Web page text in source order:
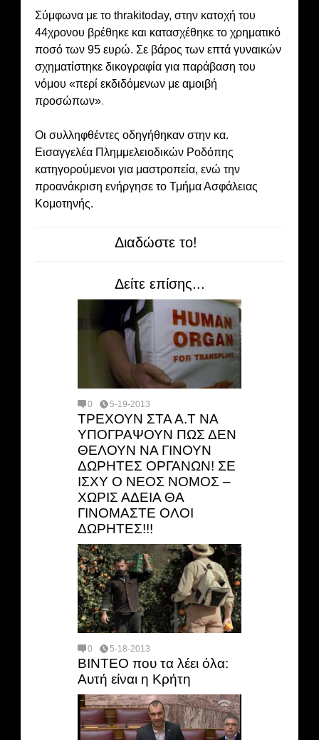
Σύμφωνα με το thrakitoday, στην κατοχή του
44χρονου βρέθηκε και κατασχέθηκε το χρηματικό
ποσό των 95 ευρώ. Σε βάρος των επτά γυναικών
σχηματίστηκε δικογραφία για παράβαση του
νόμου «περί εκδιδόμενων με αμοιβή
προσώπων».
Οι συλληφθέντες οδηγήθηκαν στην κα.
Εισαγγελέα Πλημμελειοδικών Ροδόπης
κατηγορούμενοι για μαστροπεία, ενώ την
προανάκριση ενήργησε το Τμήμα Ασφάλειας
Κομοτηνής.
Διαδώστε το!
Δείτε επίσης...
0 5-19-2013
ΤΡΕΧΟΥΝ ΣΤΑ Α.Τ ΝΑ
ΥΠΟΓΡΑΨΟΥΝ ΠΩΣ ΔΕΝ
ΘΕΛΟΥΝ ΝΑ ΓΙΝΟΥΝ
ΔΩΡΗΤΕΣ ΟΡΓΑΝΩΝ! ΣΕ
ΙΣΧΥ Ο ΝΕΟΣ ΝΟΜΟΣ –
ΧΩΡΙΣ ΑΔΕΙΑ ΘΑ
ΓΙΝΟΜΑΣΤΕ ΟΛΟΙ
ΔΩΡΗΤΕΣ!!!
0 5-18-2013
ΒΙΝΤΕΟ που τα λέει όλα:
Αυτή είναι η Κρήτη